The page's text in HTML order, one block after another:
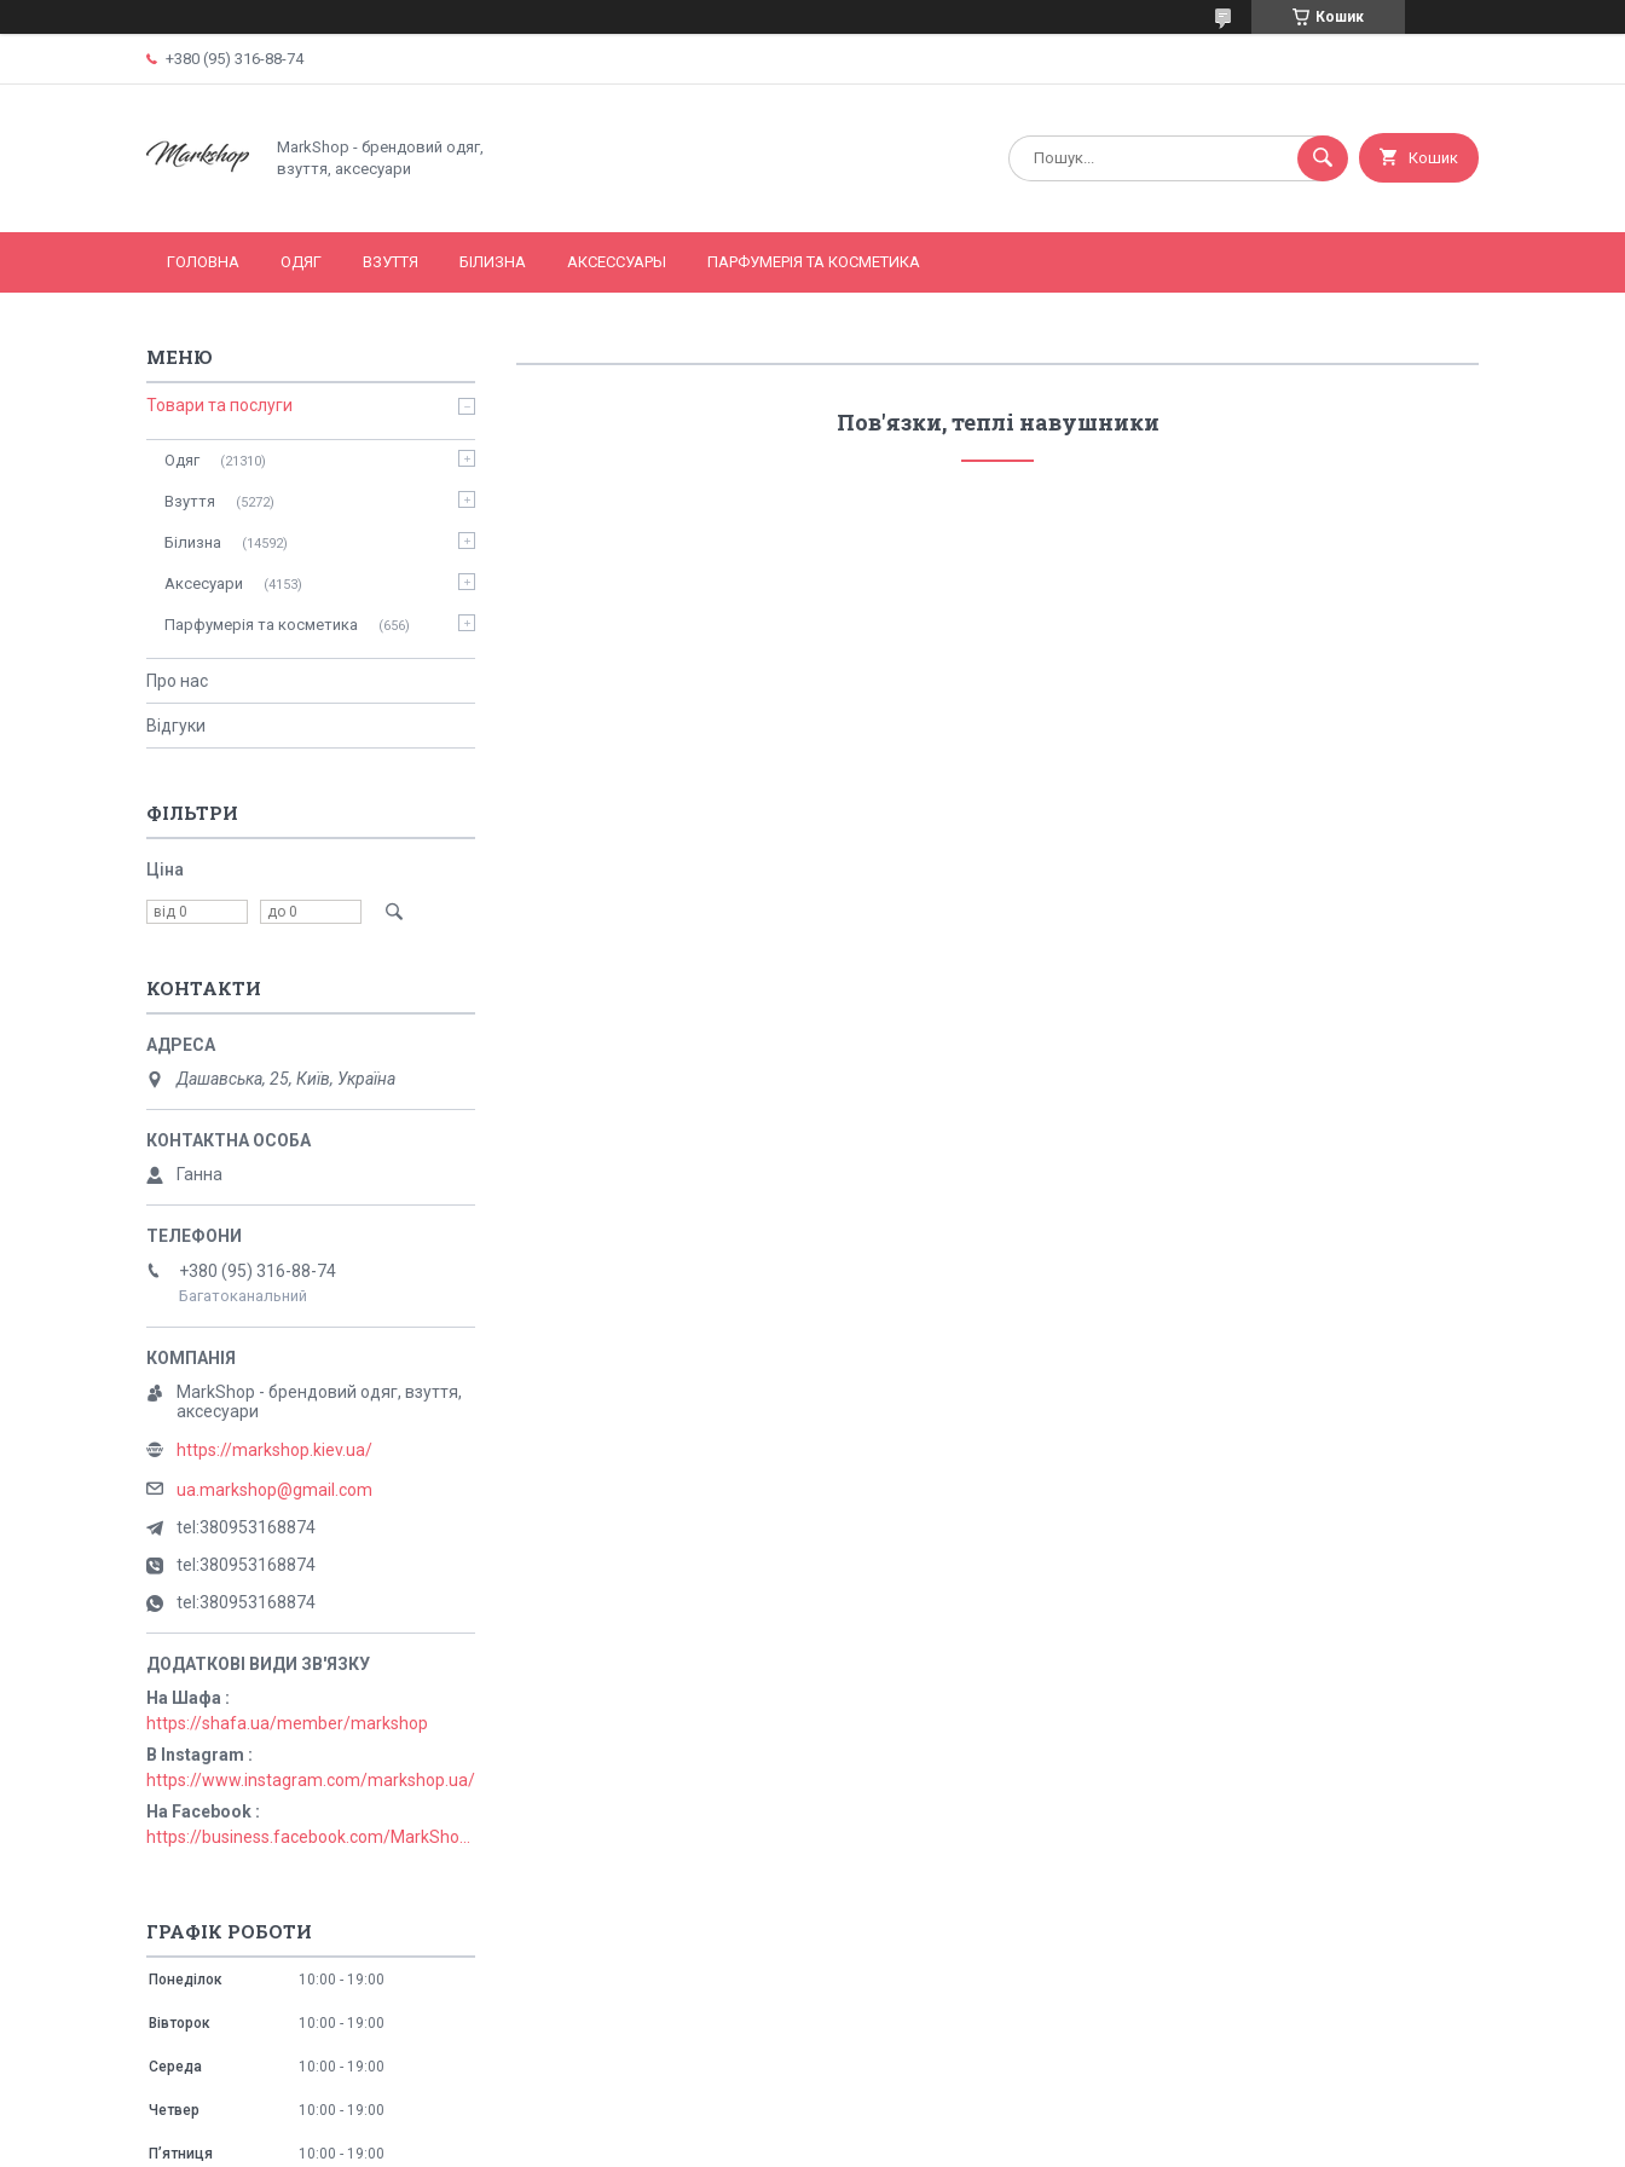
Кошик
+380 (95) 316-88-74
MarkShop - брендовий одяг,
взуття, аксесуари
Кошик
ГОЛОВНА ОДЯГ ВЗУТТЯ БІЛИЗНА АКСЕССУАРЫ ПАРФУМЕРІЯ ТА КОСМЕТИКА
Пов'язки, теплі навушники
Товари та послуги
Одяг 21310
Взуття 5272
Білизна 14592
Аксесуари 4153
Парфумерія та косметика 656
Про нас
Відгуки
ФІЛЬТРИ
Ціна
КОНТАКТИ
Дашавська, 25, Київ, Україна
Ганна
+380 (95) 316-88-74
Багатоканальний
MarkShop - брендовий одяг, взуття,
аксесуари
https://markshop.kiev.ua/
ua.markshop@gmail.com
tel:380953168874
tel:380953168874
tel:380953168874
На Шафа
https://shafa.ua/member/markshop
В Instagram
https://www.instagram.com/markshop.ua/
На Facebook
ГРАФІК РОБОТИ
Понеділок 10:00 19:00
Вівторок 10:00 19:00
Середа 10:00 19:00
Четвер 10:00 19:00
Пʼятниця 10:00 19:00